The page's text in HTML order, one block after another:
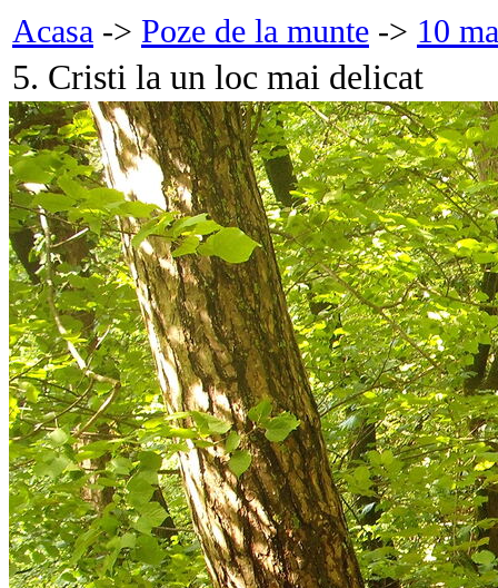
Acasa -> Poze de la munte -> 10
5. Cristi la un loc mai delicat